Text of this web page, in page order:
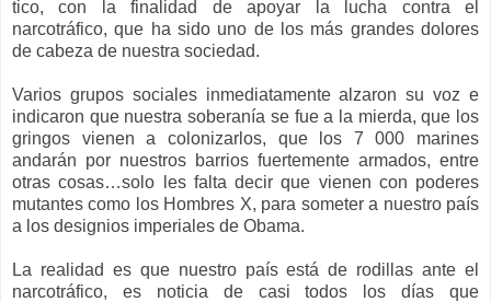
tico, con la finalidad de apoyar la lucha contra el
narcotráfico, que ha sido uno de los más grandes dolores
de cabeza de nuestra sociedad.
Varios grupos sociales inmediatamente alzaron su voz e
indicaron que nuestra soberanía se fue a la mierda, que los
gringos vienen a colonizarlos, que los 7 000 marines
andarán por nuestros barrios fuertemente armados, entre
otras cosas…solo les falta decir que vienen con poderes
mutantes como los Hombres X, para someter a nuestro país
a los designios imperiales de Obama.
La realidad es que nuestro país está de rodillas ante el
narcotráfico, es noticia de casi todos los días que